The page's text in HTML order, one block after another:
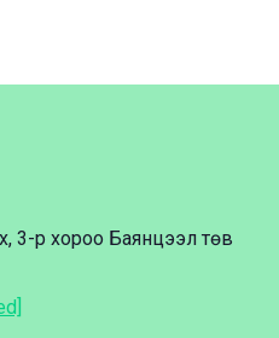
3-р хороо Баянцээл төв